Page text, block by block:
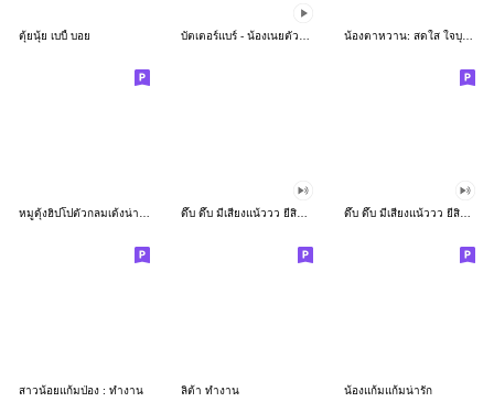
ตุ้ยนุ้ย เบบี้ บอย น้องตาหวาน: สดใส ใจบุญ (สีพาสเทล)
ดึ๊บ ดึ๊บ มีเสียงแน้ววว ยี่สิบหก
สาวน้อยแก้มป่อง : ทำงาน ลิต้า ทำงาน น้องแก้มแก้มน่ารัก